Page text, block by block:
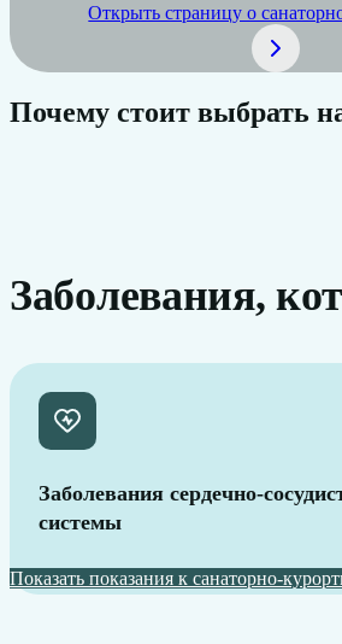
Открыть страницу о
Почему стоит выбрать
Заболевания,
Заболевания сердечно-
системы
Показать показания к санаторно-